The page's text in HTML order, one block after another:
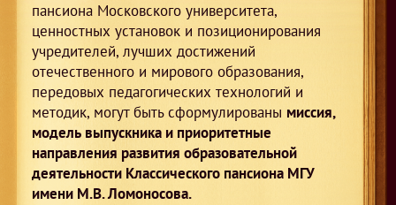
пансиона Московского университета,
ценностных установок и позиционирования
учредителей, лучших достижений
отечественного и мирового образования,
передовых педагогических технологий и
методик, могут быть сформулированы миссия,
модель выпускника и приоритетные
направления развития образовательной
деятельности Классического пансиона МГУ
имени М.В. Ломоносова.